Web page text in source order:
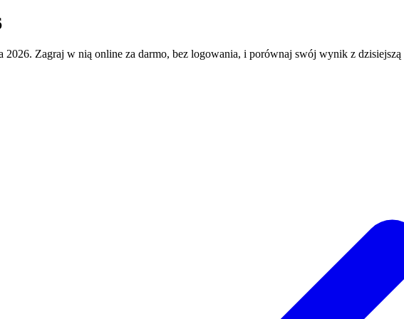
2026. Zagraj w nią online za darmo, bez logowania, i porównaj swój wynik z dzisiejszą